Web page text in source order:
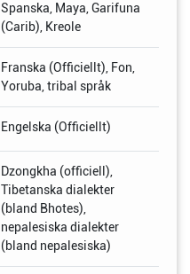
Spanska, Maya, Garifuna
(Carib), Kreole
Franska (Officiellt), Fon,
Yoruba, tribal språk
Engelska (Officiellt)
Dzongkha (officiell),
Tibetanska dialekter
(bland Bhotes),
nepalesiska dialekter
(bland nepalesiska)